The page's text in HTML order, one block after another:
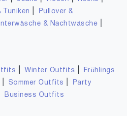
Tuniken
Pullover &
& Nachtwäsche
|Winter Outfits
Frühlings
Sommer Outfits
Party
Business Outfits